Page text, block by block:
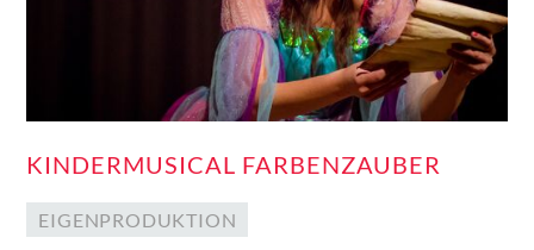
KINDERMUSICAL FARBENZAUBER
EIGENPRODUKTION